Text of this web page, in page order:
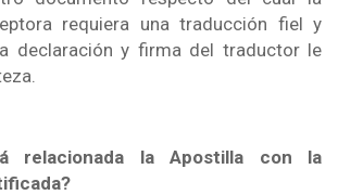
requiera una traducción fiel y
declaración y firma del traductor le
relacionada la Apostilla con la